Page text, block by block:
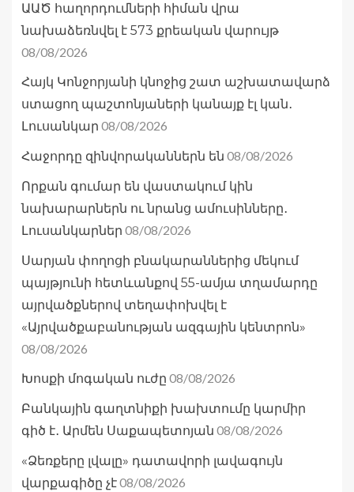
ԱԱԾ հաղորդումների հիման վրա
նախաձեռնվել է 573 քրեական վարույթ
08/08/2026
Հայկ Կոնջորյանի կնոջից շատ աշխատավարձ
ստացող պաշտոնյաների կանայք էլ կան․
Լուսանկար 08/08/2026
Հաջորդը զինվորականներն են 08/08/2026
Որքան գումար են վաստակում կին
նախարարներն ու նրանց ամուսինները․
Լուսանկարներ 08/08/2026
Սարյան փողոցի բնակարաններից մեկում
պայթյունի հետևանքով 55-ամյա տղամարդը
այրվածքներով տեղափոխվել է
«Այրվածքաբանության ազգային կենտրոն»
08/08/2026
Խոսքի մոգական ուժը 08/08/2026
Բանկային գաղտնիքի խախտումը կարմիր
գիծ է․ Արմեն Սաքապետոյան 08/08/2026
«Ձեռքերը լվալը» դատավորի լավագույն
վարքագիծը չէ08/08/2026